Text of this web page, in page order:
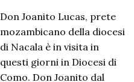
Marina
Leoni
Don Joanito Lucas, prete
mozambicano della diocesi
di Nacala è in visita in
questi giorni in Diocesi di
Como. Don Joanito dal